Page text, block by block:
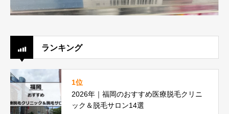
ランキング
1位
2026年｜福岡のおすすめ医療脱毛クリニ
ック＆脱毛サロン14選